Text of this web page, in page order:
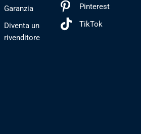
Garanzia
Diventa un
rivenditore
Pinterest
TikTok